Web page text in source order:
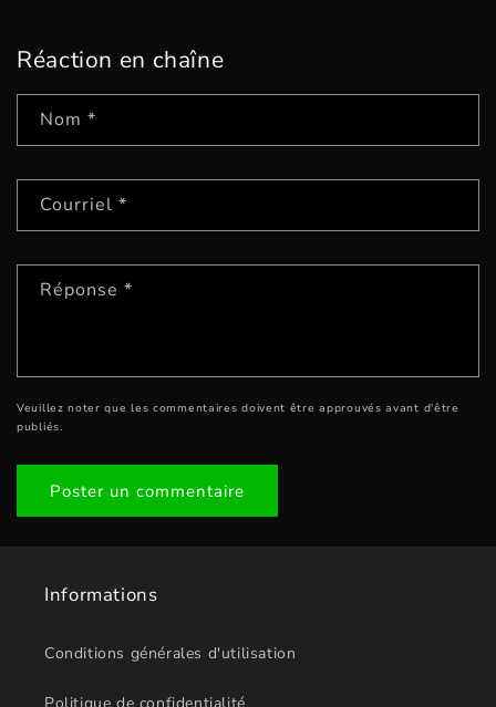
Réaction en chaîne
Nom *
Courriel *
Réponse *
Veuillez noter que les commentaires doivent être approuvés avant d'être
publiés.
Informations
Conditions générales d'utilisation